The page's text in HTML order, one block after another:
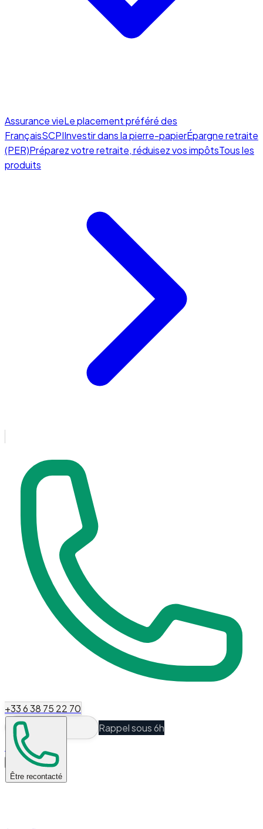
Assurance vieLe placement préféré des
FrançaisSCPIInvestir dans la pierre-papierÉpargne retraite
(PER)Préparez votre retraite, réduisez vos impôtsTous les
produits
+33 6 38 75 22 70
Être recontacté
Rappel sous 6h
Espace Client